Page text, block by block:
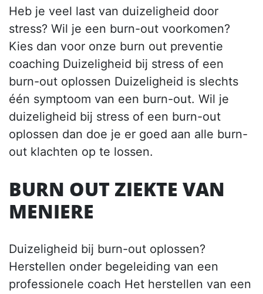
Heb je veel last van duizeligheid door
stress? Wil je een burn-out voorkomen?
Kies dan voor onze burn out preventie
coaching Duizeligheid bij stress of een
burn-out oplossen Duizeligheid is slechts
één symptoom van een burn-out. Wil je
duizeligheid bij stress of een burn-out
oplossen dan doe je er goed aan alle burn-
out klachten op te lossen.
BURN OUT ZIEKTE VAN
MENIERE
Duizeligheid bij burn-out oplossen?
Herstellen onder begeleiding van een
professionele coach Het herstellen van een